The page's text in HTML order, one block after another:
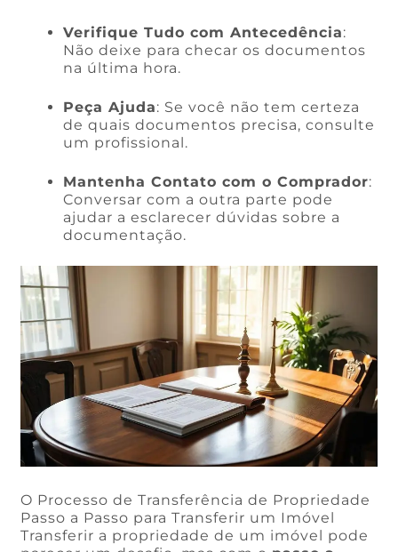
Verifique Tudo com Antecedência:
Não deixe para checar os documentos
na última hora.
Peça Ajuda: Se você não tem certeza
de quais documentos precisa, consulte
um profissional.
Mantenha Contato com o Comprador:
Conversar com a outra parte pode
ajudar a esclarecer dúvidas sobre a
documentação.
O Processo de Transferência de Propriedade
Passo a Passo para Transferir um Imóvel
Transferir a propriedade de um imóvel pode